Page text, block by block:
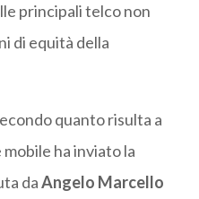
principali telco non
di equità della
quanto risulta a
ha inviato la
daAngelo Marcello